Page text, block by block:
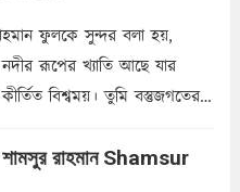
ফুলকে সুন্দর বলা হয়,
নদীর রূপের খ্যাতি আছে যার
বিশ্বময়। তুমি বস্তুজগতের
তোমাকে সুন্দরী বলা চলে,
রাহমান Shamsur